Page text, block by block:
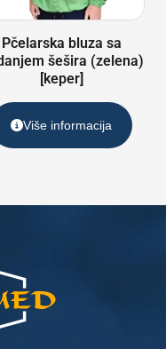
Pčelarska bluza sa
šešira (zelena)
[keper]
Više informacija